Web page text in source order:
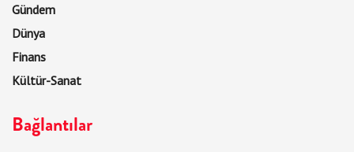
Gündem
Dünya
Finans
Kültür-Sanat
Bağlantılar